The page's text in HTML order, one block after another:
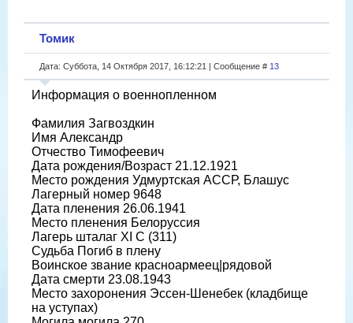
Томик
Дата: Суббота, 14 Октября 2017, 16:12:21 | Сообщение # 13
Информация о военнопленном
Фамилия Загвоздкин
Имя Александр
Отчество Тимофеевич
Дата рождения/Возраст 21.12.1921
Место рождения Удмуртская АССР, Блашус
Лагерный номер 9648
Дата пленения 26.06.1941
Место пленения Белоруссия
Лагерь шталаг XI C (311)
Судьба Погиб в плену
Воинское звание красноармеец|рядовой
Дата смерти 23.08.1943
Место захоронения Эссен-Шенебек (кладбище
на уступах)